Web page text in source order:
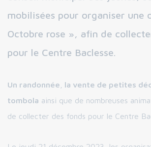
mobilisées pour organiser une
Octobre rose », afin de
pour le Centre Baclesse.
Un randonnée la vente de petites
tombola ainsi que de nombreuses
de collecter des fonds pour le Centre